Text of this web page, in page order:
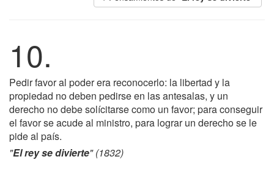
10.
Pedir favor al poder era reconocerlo: la libertad y la
propiedad no deben pedirse en las antesalas, y un
derecho no debe solícitarse como un favor; para conseguir
el favor se acude al ministro, para lograr un derecho se le
pide al país.
"El rey se divierte" (1832)